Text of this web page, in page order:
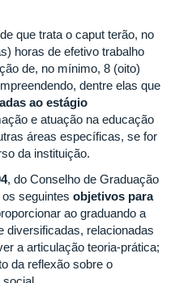
que trata o caput terão, no
horas de efetivo trabalho
de, no mínimo, 8 (oito)
dentre elas que
ao estágio
e atuação na educação
áreas específicas, se for
da instituição.
, do Conselho de Graduação
seguintes objetivos para
ao graduando a
diversificadas, relacionadas
a articulação teoria-prática;
da reflexão sobre o